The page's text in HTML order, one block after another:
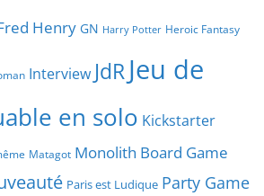
Henry GN Harry Potter Heroic Fantasy
Interview JdRJeu de
en solo Kickstarter
Matagot Monolith Board Game
Paris est Ludique Party Game